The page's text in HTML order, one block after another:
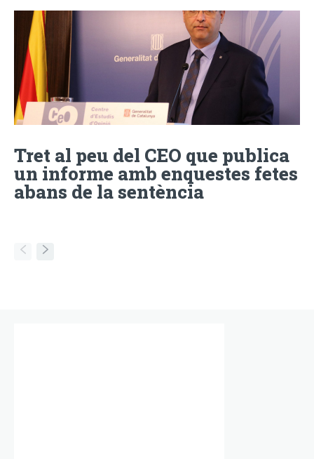
Tret al peu del CEO que publica
un informe amb enquestes fetes
abans de la sentència